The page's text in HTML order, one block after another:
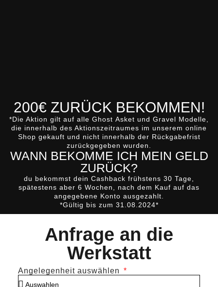
200€ ZURÜCK BEKOMMEN!
*Die Aktion gilt auf alle Ghost Asket und Gravel Modelle,
die innerhalb des Aktionszeitraumes im unserem online
Shop gekauft und nicht innerhalb der Rückgabefrist
zurückgegeben wurden.
WANN BEKOMME ICH MEIN GELD
ZURÜCK?
du bekommst dein Cashback frühstens 30 Tage,
spätestens aber 6 Wochen, nach dem Kauf auf das
angegebene Konto ausgezahlt.
*Gültig bis zum 31.08.2024*
Anfrage an die
Werkstatt
Angelegenheit auswählen